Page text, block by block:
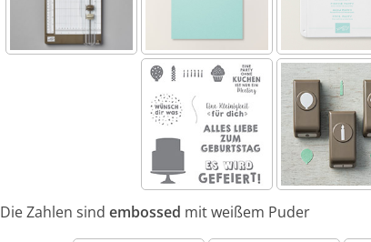
Die Zahlen sindembossed mit weißem Puder